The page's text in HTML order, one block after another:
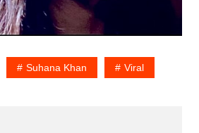
Suhana Khan Viral